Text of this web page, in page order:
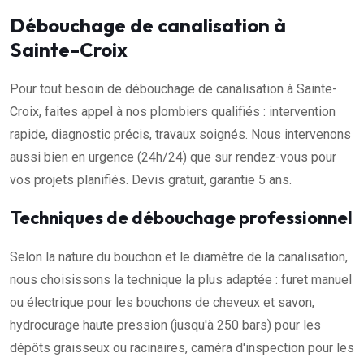
Débouchage de canalisation à
Sainte-Croix
Pour tout besoin de débouchage de canalisation à Sainte-
Croix, faites appel à nos plombiers qualifiés : intervention
rapide, diagnostic précis, travaux soignés. Nous intervenons
aussi bien en urgence (24h/24) que sur rendez-vous pour
vos projets planifiés. Devis gratuit, garantie 5 ans.
Techniques de débouchage professionnel
Selon la nature du bouchon et le diamètre de la canalisation,
nous choisissons la technique la plus adaptée : furet manuel
ou électrique pour les bouchons de cheveux et savon,
hydrocurage haute pression (jusqu'à 250 bars) pour les
dépôts graisseux ou racinaires, caméra d'inspection pour les